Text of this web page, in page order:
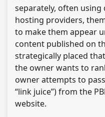
separately, often using
hosting providers,
to make them appear
content published on
strategically placed
the owner wants to
owner attempts to
“link juice”) from the
website.